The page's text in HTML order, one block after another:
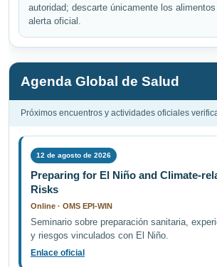
autoridad; descarte únicamente los
alerta oficial.
Agenda Global de Salud
Próximos encuentros y actividades oficiales
12 de agosto de 2026
Preparing for El Niño and Climate-
Risks
Online · OMS EPI-WIN
Seminario sobre preparación sanitaria,
y riesgos vinculados con El Niño.
Enlace oficial